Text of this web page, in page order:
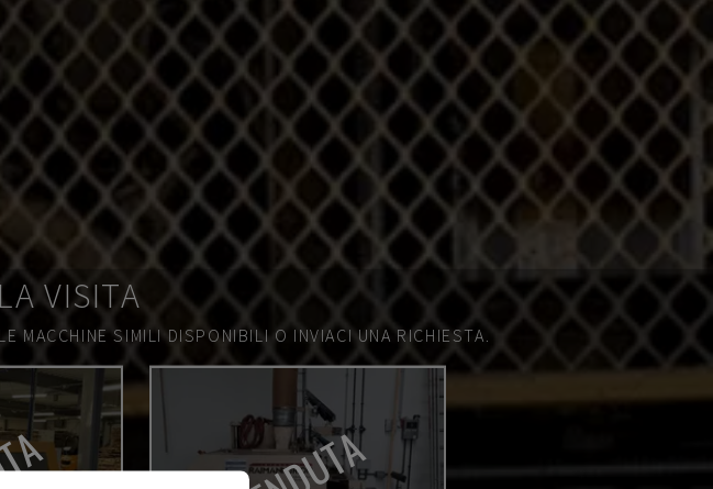
VISITA
MACCHINE SIMILI DISPONIBILI O INVIACI UNA RICHIESTA.